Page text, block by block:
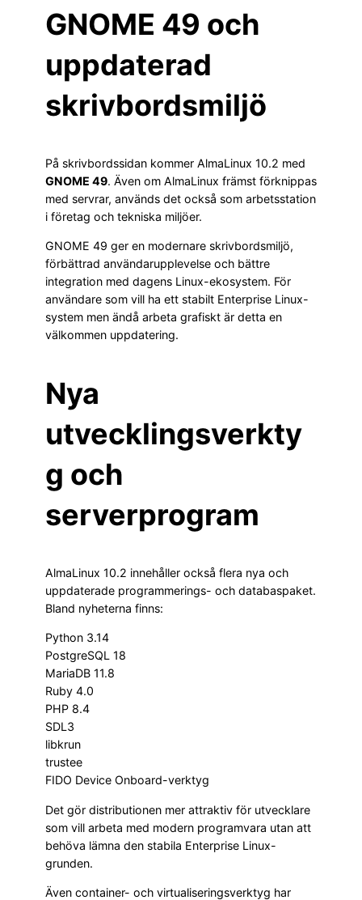
GNOME 49 och
uppdaterad
skrivbordsmiljö
På skrivbordssidan kommer AlmaLinux 10.2 med
GNOME 49. Även om AlmaLinux främst förknippas
med servrar, används det också som arbetsstation
i företag och tekniska miljöer.
GNOME 49 ger en modernare skrivbordsmiljö,
förbättrad användarupplevelse och bättre
integration med dagens Linux-ekosystem. För
användare som vill ha ett stabilt Enterprise Linux-
system men ändå arbeta grafiskt är detta en
välkommen uppdatering.
Nya
utvecklingsverkty
g och
serverprogram
AlmaLinux 10.2 innehåller också flera nya och
uppdaterade programmerings- och databaspaket.
Bland nyheterna finns:
Python 3.14
PostgreSQL 18
MariaDB 11.8
Ruby 4.0
PHP 8.4
SDL3
libkrun
trustee
FIDO Device Onboard-verktyg
Det gör distributionen mer attraktiv för utvecklare
som vill arbeta med modern programvara utan att
behöva lämna den stabila Enterprise Linux-
grunden.
Även container- och virtualiseringsverktyg har